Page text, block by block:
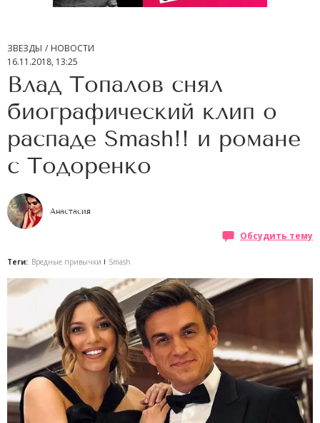
ЗВЕЗДЫ
НОВОСТИ
16.11.2018, 13:25
Влад Топалов снял
биографический клип о
распаде Smash!! и романе
с Тодоренко
Анастасия
Обсудить тему
Теги: Вредные привычки Smash